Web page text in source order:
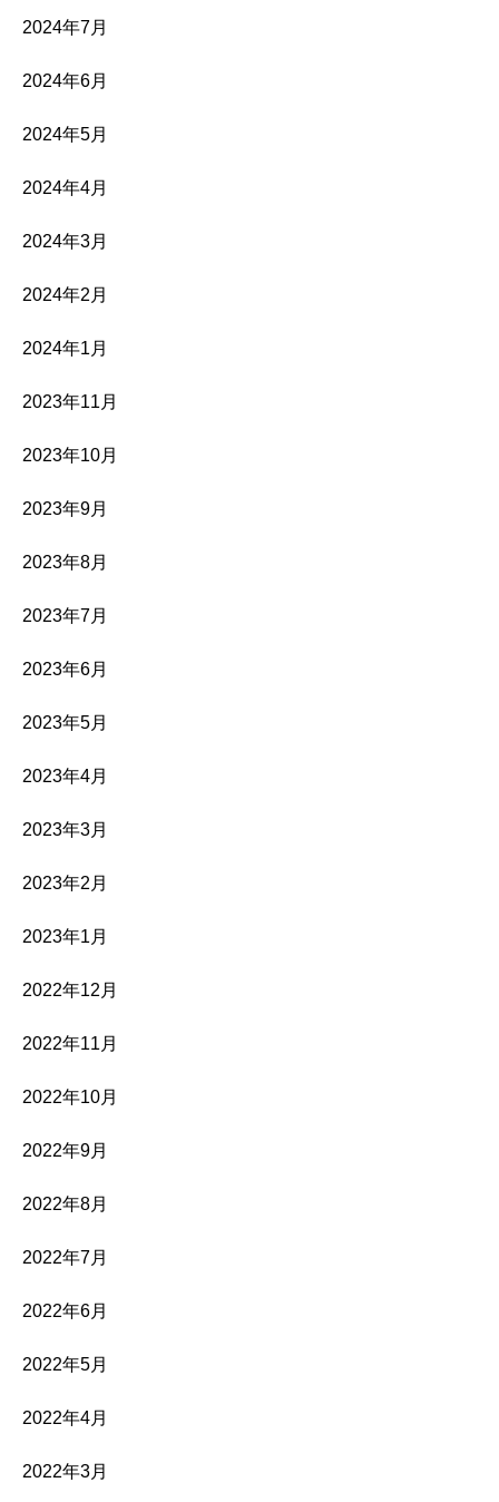
2024年7月
2024年6月
2024年5月
2024年4月
2024年3月
2024年2月
2024年1月
2023年11月
2023年10月
2023年9月
2023年8月
2023年7月
2023年6月
2023年5月
2023年4月
2023年3月
2023年2月
2023年1月
2022年12月
2022年11月
2022年10月
2022年9月
2022年8月
2022年7月
2022年6月
2022年5月
2022年4月
2022年3月